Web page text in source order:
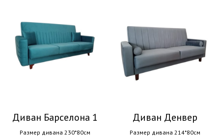
Диван Барселона 1
Размер дивана 230*80см
Диван Денвер
Размер дивана 214*80см